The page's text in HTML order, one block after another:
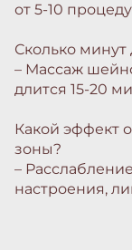
от 5-10
Сколько минут
– Массаж
длится 15-20
Какой эффект
зоны?
–
настроения,